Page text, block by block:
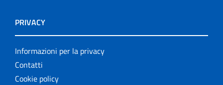
PRIVACY
Informazioni per la privacy
Contatti
Cookie policy